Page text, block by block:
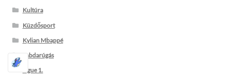
Kultúra
Küzdősport
Kylian Mbappé
Labdarúgás
Ligue 1.